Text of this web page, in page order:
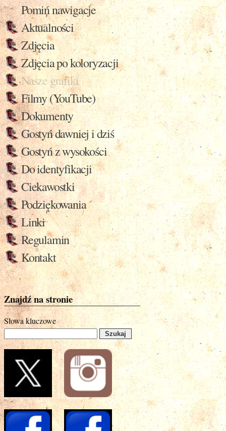
Pomiń nawigacje
Aktualności
Zdjęcia
Zdjęcia po koloryzacji
Nasze grafiki
Filmy (YouTube)
Dokumenty
Gostyń dawniej i dziś
Gostyń z wysokości
Do identyfikacji
Ciekawostki
Podziękowania
Linki
Regulamin
Kontakt
Znajdź na stronie
Słowa kluczowe